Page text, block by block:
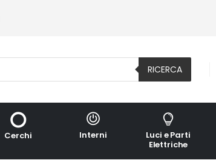
RICERCA
Cerchi Interni
Luci e Parti
Elettriche